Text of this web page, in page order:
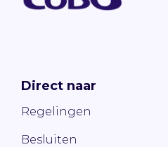
Direct naar
Regelingen
Besluiten